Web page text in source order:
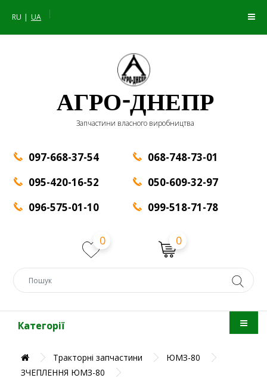
RU UA |
АГРО-ДНЕПР
Запчастини власного виробництва
097-668-37-54
095-420-16-52
096-575-01-10
068-748-73-01
050-609-32-97
099-518-71-78
0 0
Категорії
Тракторні запчастини
ЮМЗ-80
ЗЧЕПЛЕННЯ ЮМЗ-80